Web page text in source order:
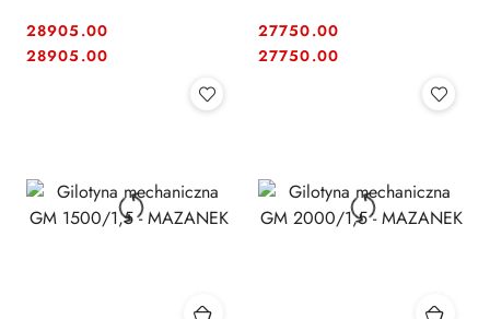
Cena:
28905.00
Cena:
28905.00 Cena:
27750.00
Cena:
27750.00